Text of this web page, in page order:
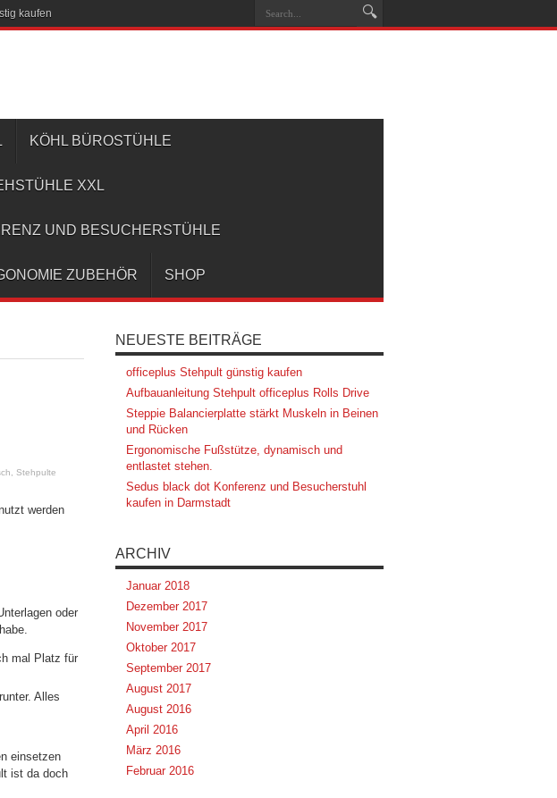
kaufen
KÖHL BÜROSTÜHLE
XXL
UND BESUCHERSTÜHLE
ZUBEHÖR SHOP
Stehpulte
werden
oder
mal Platz für
Alles
einsetzen
ist da doch
NEUESTE BEITRÄGE
officeplus Stehpult günstig kaufen
Aufbauanleitung Stehpult officeplus Rolls Drive
Steppie Balancierplatte stärkt Muskeln in Beinen
und Rücken
Ergonomische Fußstütze, dynamisch und
entlastet stehen.
Sedus black dot Konferenz und Besucherstuhl
kaufen in Darmstadt
ARCHIV
Januar 2018
Dezember 2017
November 2017
Oktober 2017
September 2017
August 2017
August 2016
April 2016
März 2016
Februar 2016